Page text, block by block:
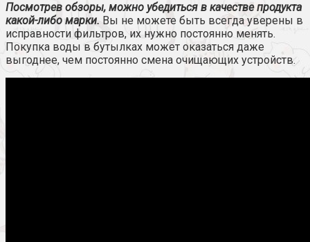
Посмотрев обзоры, можно убедиться в качестве продукта
какой-либо марки. Вы не можете быть всегда уверены в
исправности фильтров, их нужно постоянно менять.
Покупка воды в бутылках может оказаться даже
выгоднее, чем постоянно смена очищающих устройств.